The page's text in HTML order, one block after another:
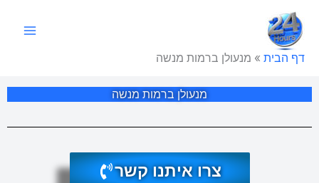
לתוכן
דף הבית » מנעולן ברמות מנשה
מנעולן ברמות מנשה
צרו איתנו קשר